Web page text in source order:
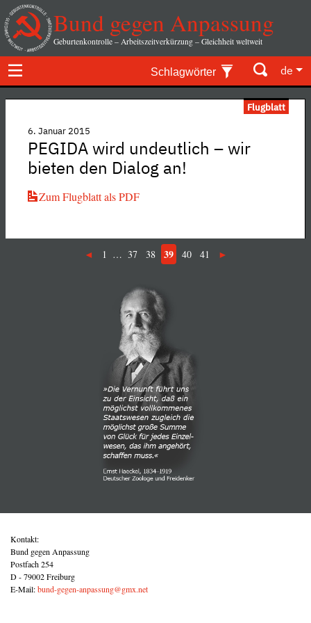
Bund gegen Anpassung
Geburtenkontrolle – Arbeitszeitverkürzung – Gleichheit weltweit
Schlagwörter de
Flugblatt
6. Januar 2015
PEGIDA wird undeutlich – wir
bieten den Dialog an!
Zum Flugblatt als PDF
1 … 37 38 39 40 41
Kontakt:
Bund gegen Anpassung
Postfach 254
D - 79002 Freiburg
E-Mail:bund-gegen-anpassung@gmx.net